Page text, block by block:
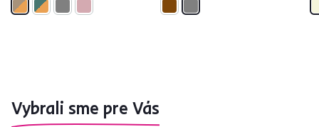
Vybrali sme pre Vás